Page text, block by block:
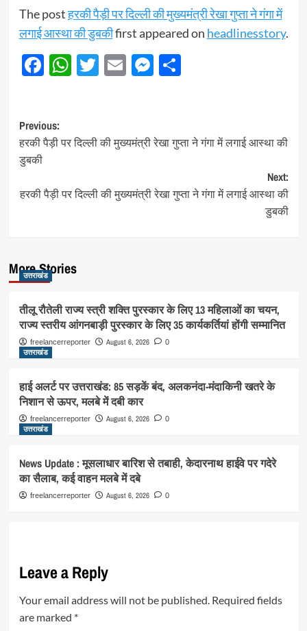
The postहरकी पैड़ी पर दिल्ली की मुख्यमंत्री रेखा गुप्ता ने गंगा में
लगाई आस्था की डुबकीfirst appeared on headlinesstory.
Facebook
WhatsApp
Twitter
EmailMessenger
Share
Post
navigation
Previous:
हरकी पैड़ी पर दिल्ली की मुख्यमंत्री रेखा गुप्ता ने गंगा में लगाई आस्था की
डुबकी
Next:
हरकी पैड़ी पर दिल्ली की मुख्यमंत्री रेखा गुप्ता ने गंगा में लगाई आस्था की
डुबकी
More Stories
उत्तराखंड
तीलू रौतेली राज्य स्त्री शक्ति पुरस्कार के लिए 13 महिलाओं का चयन,
राज्य स्तरीय आंगनबाड़ी पुरस्कार के लिए 35 कार्यकर्तियां होंगी सम्मानित
freelancerreporter August 6, 2026 0
उत्तराखंड
हाई अलर्ट पर उत्तराखंड: 85 सड़कें बंद, अलकनंदा-मंदाकिनी खतरे के
निशान से ऊपर, मलबे में दबी कार
freelancerreporter August 6, 2026 0
उत्तराखंड
News Update : मूसलाधार बारिश से तबाही, केदारनाथ हाईवे पर गदेरे
का सैलाब, कई वाहन मलबे में दबे
freelancerreporter August 6, 2026 0
Leave a Reply
Your email address will not be published. Required fields
are marked *